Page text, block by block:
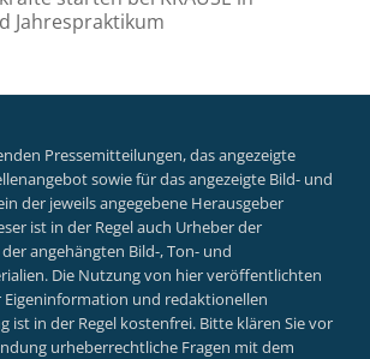
Jahrespraktikum
Pressemitteilungen, das angezeigte
sowie für das angezeigte Bild- und
der jeweils angegebene Herausgeber
ist in der Regel auch Urheber der
angehängten Bild-, Ton- und
Die Nutzung von hier veröffentlichten
und redaktionellen
ist in der Regel kostenfrei. Bitte klären Sie vor
urheberrechtliche Fragen mit dem